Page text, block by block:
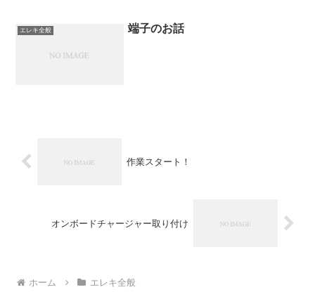
エレキ全般 端子のお話
作業スタート！
オンボードチャージャー取り付け
ホーム エレキ全般